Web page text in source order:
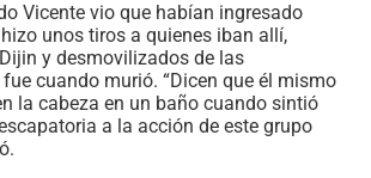
Vicente vio que habían ingresado
unos tiros a quienes iban allí,
y desmovilizados de las
cuando murió. “Dicen que él mismo
la cabeza en un baño cuando sintió
a la acción de este grupo